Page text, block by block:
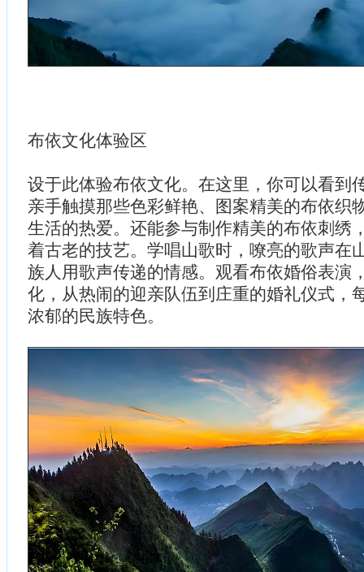
布依文化体验区
设于此体验布依文化。在这里，你可以看到
亲手触摸那些色彩鲜艳、图案精美的布依织
生活的热爱。还能参与制作精美的布依刺绣
着古老的技艺。学唱山歌时，嘹亮的歌声在
族人用歌声传递的情感。观看布依婚俗表演
化，从热闹的迎亲队伍到庄重的婚礼仪式，
浓郁的民族特色。